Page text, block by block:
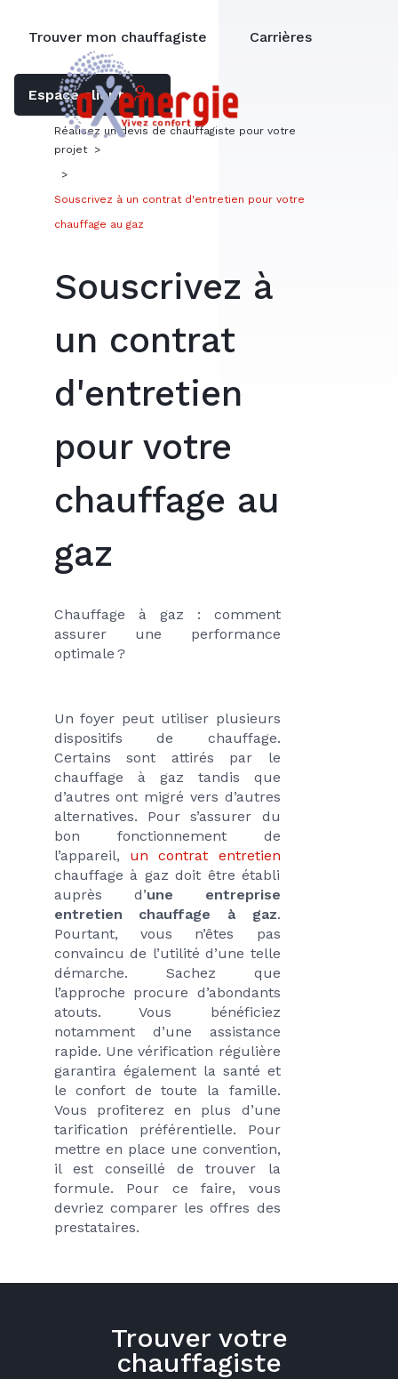
Trouver mon chauffagiste Carrières
Espace client
Réalisez un devis de chauffagiste pour votre
projet
>
>
Souscrivez à un contrat d'entretien pour votre
chauffage au gaz
Souscrivez à
un contrat
d'entretien
pour votre
chauffage au
gaz
Chauffage à gaz : comment
assurer une performance
optimale ?
Un foyer peut utiliser plusieurs
dispositifs de chauffage.
Certains sont attirés par le
chauffage à gaz tandis que
d’autres ont migré vers d’autres
alternatives. Pour s’assurer du
bon fonctionnement de
l’appareil,
chauffage à gaz doit être établi
auprès d’une entreprise
entretien chauffage à gaz.
Pourtant, vous n’êtes pas
convaincu de l’utilité d’une telle
démarche. Sachez que
l’approche procure d’abondants
atouts. Vous bénéficiez
notamment d’une assistance
rapide. Une vérification régulière
garantira également la santé et
le confort de toute la famille.
Vous profiterez en plus d’une
tarification préférentielle. Pour
mettre en place une convention,
il est conseillé de trouver la
formule. Pour ce faire, vous
devriez comparer les offres des
prestataires.
Trouver votre
chauffagiste